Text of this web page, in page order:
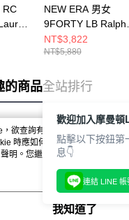
RC
NEW ERA 男女
9FORTY LB Ralph
Lauren RL
H251MLB01 26115
NT$3,822
NT$5,880
的商品全站排行
欲查詢有關本網站使用 cookie
時應如何變更電腦的 cookie
明。您繼續使用本網站即表示
使用 cookie。
我知道了
歡迎加入摩曼
點擊以下按鈕第
息👇
連結 LINE 帳